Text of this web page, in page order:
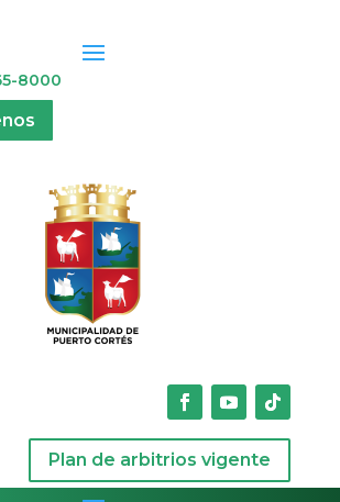
8000
Plan de arbitrios vigente